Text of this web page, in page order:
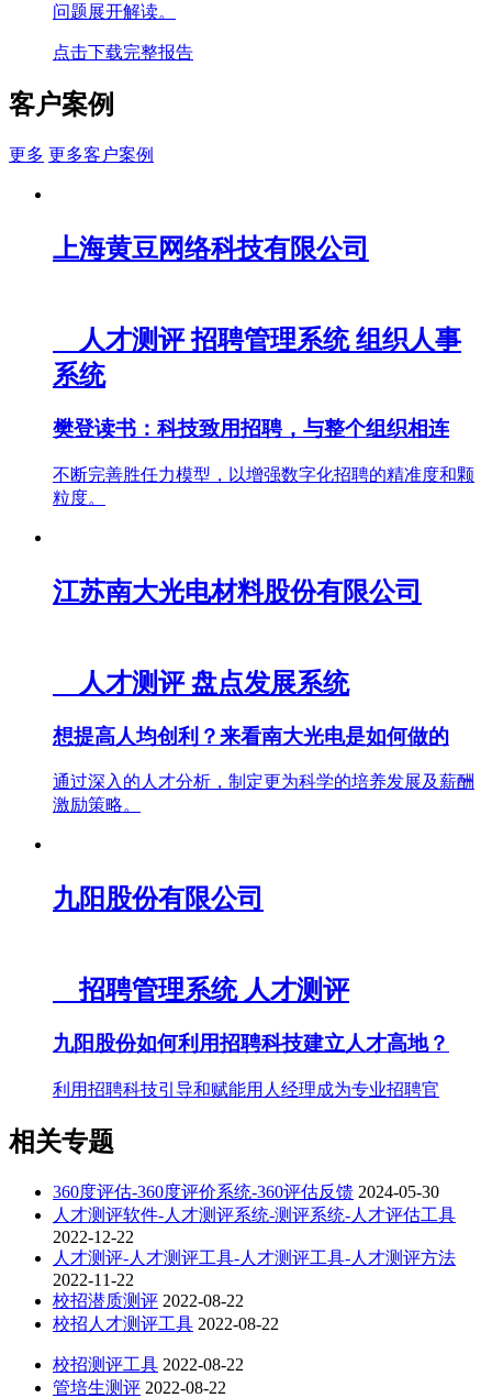
问题展开解读。
点击下载完整报告
客户案例
更多 更多客户案例
上海黄豆网络科技有限公司
人才测评 招聘管理系统 组织人事
系统
樊登读书：科技致用招聘，与整个组织相连
不断完善胜任力模型，以增强数字化招聘的精准度和颗
粒度。
江苏南大光电材料股份有限公司
人才测评 盘点发展系统
想提高人均创利？来看南大光电是如何做的
通过深入的人才分析，制定更为科学的培养发展及薪酬
激励策略。
九阳股份有限公司
招聘管理系统 人才测评
九阳股份如何利用招聘科技建立人才高地？
利用招聘科技引导和赋能用人经理成为专业招聘官
相关专题
360度评估-360度评价系统-360评估反馈 2024-05-30
人才测评软件-人才测评系统-测评系统-人才评估工具
2022-12-22
人才测评-人才测评工具-人才测评工具-人才测评方法
2022-11-22
校招潜质测评 2022-08-22
校招人才测评工具 2022-08-22
校招测评工具 2022-08-22
管培生测评 2022-08-22